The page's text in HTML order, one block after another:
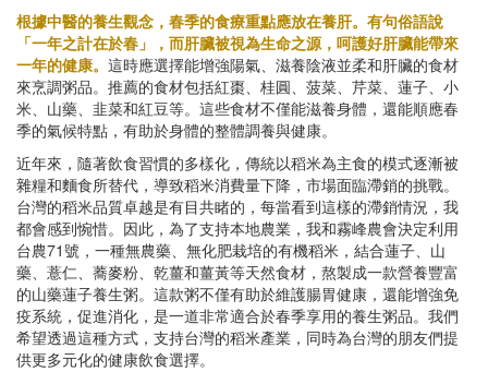
根據中醫的養生觀念，春季的食療重點應放在養肝。有句俗語說
「一年之計在於春」，而肝臟被視為生命之源，呵護好肝臟能帶來
一年的健康。 這時應選擇能增強陽氣、滋養陰液並柔和肝臟的食材
來烹調粥品。推薦的食材包括紅棗、桂圓、菠菜、芹菜、蓮子、小
米、山藥、韭菜和紅豆等。這些食材不僅能滋養身體，還能順應春
季的氣候特點，有助於身體的整體調養與健康。
近年來，隨著飲食習慣的多樣化，傳統以稻米為主食的模式逐漸被
雜糧和麵食所替代，導致稻米消費量下降，市場面臨滯銷的挑戰。
台灣的稻米品質卓越是有目共睹的，每當看到這樣的滯銷情況，我
都會感到惋惜。因此，為了支持本地農業，我和霧峰農會決定利用
台農71號，一種無農藥、無化肥栽培的有機稻米，結合蓮子、山
藥、薏仁、蕎麥粉、乾薑和薑黃等天然食材，熬製成一款營養豐富
的山藥蓮子養生粥。這款粥不僅有助於維護腸胃健康，還能增強免
疫系統，促進消化，是一道非常適合於春季享用的養生粥品。我們
希望透過這種方式，支持台灣的稻米產業，同時為台灣的朋友們提
供更多元化的健康飲食選擇。